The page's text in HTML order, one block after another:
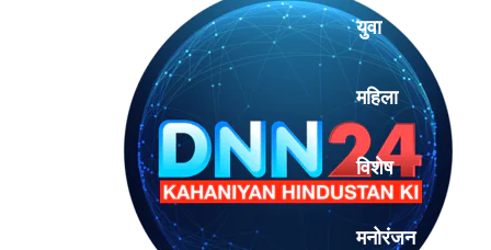
युवा
महिला
विशेष
मनोरंजन